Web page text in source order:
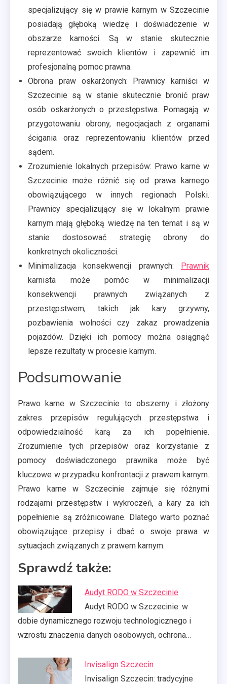
specjalizujący się w prawie karnym w Szczecinie
posiadają głęboką wiedzę i doświadczenie w
obszarze karności. Są w stanie skutecznie
reprezentować swoich klientów i zapewnić im
profesjonalną pomoc prawna.
Obrona praw oskarżonych: Prawnicy karniści w
Szczecinie są w stanie skutecznie bronić praw
osób oskarżonych o przestępstwa. Pomagają w
przygotowaniu obrony, negocjacjach z organami
ścigania oraz reprezentowaniu klientów przed
sądem.
Zrozumienie lokalnych przepisów: Prawo karne w
Szczecinie może różnić się od prawa karnego
obowiązującego w innych regionach Polski.
Prawnicy specjalizujący się w lokalnym prawie
karnym mają głęboką wiedzę na ten temat i są w
stanie dostosować strategię obrony do
konkretnych okoliczności.
Minimalizacja konsekwencji prawnych:
Prawnik
karnista może pomóc w minimalizacji
konsekwencji prawnych związanych z
przestępstwem, takich jak kary grzywny,
pozbawienia wolności czy zakaz prowadzenia
pojazdów. Dzięki ich pomocy można osiągnąć
lepsze rezultaty w procesie karnym.
Podsumowanie
Prawo karne w Szczecinie to obszerny i złożony
zakres przepisów regulujących przestępstwa i
odpowiedzialność karą za ich popełnienie.
Zrozumienie tych przepisów oraz korzystanie z
pomocy doświadczonego prawnika może być
kluczowe w przypadku konfrontacji z prawem karnym.
Prawo karne w Szczecinie zajmuje się różnymi
rodzajami przestępstw i wykroczeń, a kary za ich
popełnienie są zróżnicowane. Dlatego warto poznać
obowiązujące przepisy i dbać o swoje prawa w
sytuacjach związanych z prawem karnym.
Sprawdź także:
Audyt RODO w Szczecinie
Audyt RODO w Szczecinie: w
dobie dynamicznego rozwoju technologicznego i
wzrostu znaczenia danych osobowych, ochrona…
Invisalign Szczecin
Invisalign Szczecin: tradycyjne